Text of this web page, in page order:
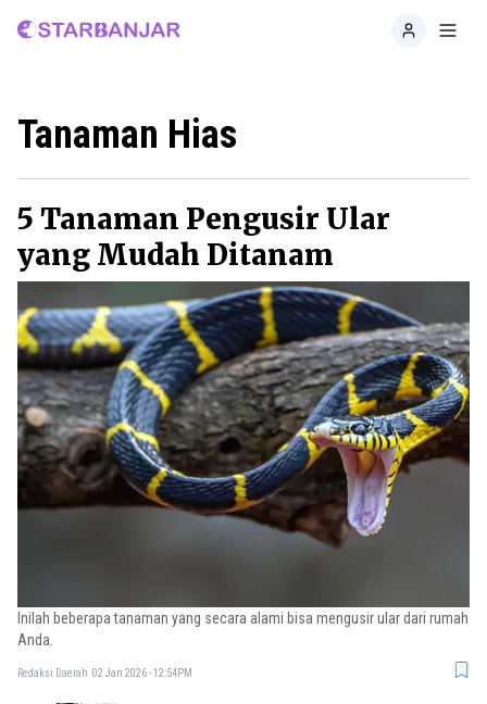
Home
Tanaman Hias
5 Tanaman Pengusir Ular
yang Mudah Ditanam
Inilah beberapa tanaman yang secara alami bisa mengusir ular dari rumah
Anda.
Redaksi Daerah 02 Jan 2026 - 12:54PM